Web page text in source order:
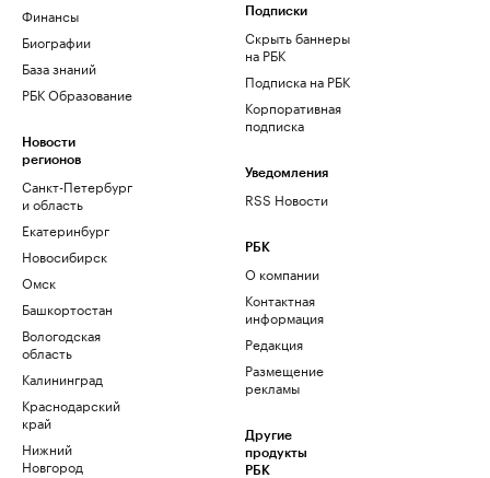
Финансы
Биографии
База знаний
РБК Образование
Новости
регионов
Санкт-Петербург
и область
Екатеринбург
Новосибирск
Омск
Башкортостан
Вологодская
область
Калининград
Краснодарский
край
Нижний
Новгород
Подписки
Скрыть баннеры
на РБК
Подписка на РБК
Корпоративная
подписка
Уведомления
RSS Новости
РБК
О компании
Контактная
информация
Редакция
Размещение
рекламы
Другие
продукты
РБК